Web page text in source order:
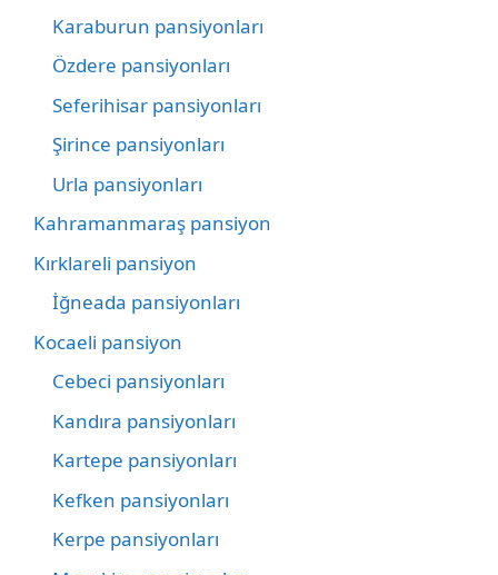
Karaburun pansiyonları
Özdere pansiyonları
Seferihisar pansiyonları
Şirince pansiyonları
Urla pansiyonları
Kahramanmaraş pansiyon
Kırklareli pansiyon
İğneada pansiyonları
Kocaeli pansiyon
Cebeci pansiyonları
Kandıra pansiyonları
Kartepe pansiyonları
Kefken pansiyonları
Kerpe pansiyonları